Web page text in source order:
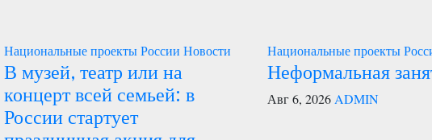
Национальные проекты РоссииНовости
В музей, театр или на
концерт всей семьей: в
России стартует
Национальные проекты
Неформальная
Авг 6, 2026 ADMIN